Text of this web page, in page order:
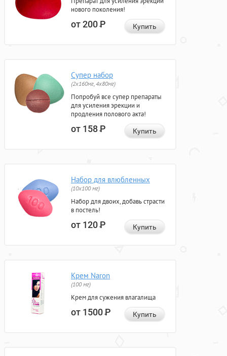
нового поколения!
от 200Р Купить
Супер набор
(2х160мг, 4х80мг)
Попробуй все супер препараты
для усиления эрекции и
продления полового акта!
от 158Р Купить
Набор для влюбленных
(10х100 мг)
Набор для двоих, добавь страсти
в постель!
от 120Р Купить
Крем Naron
(100 мг)
Крем для сужения влагалища
от 1500Р Купить